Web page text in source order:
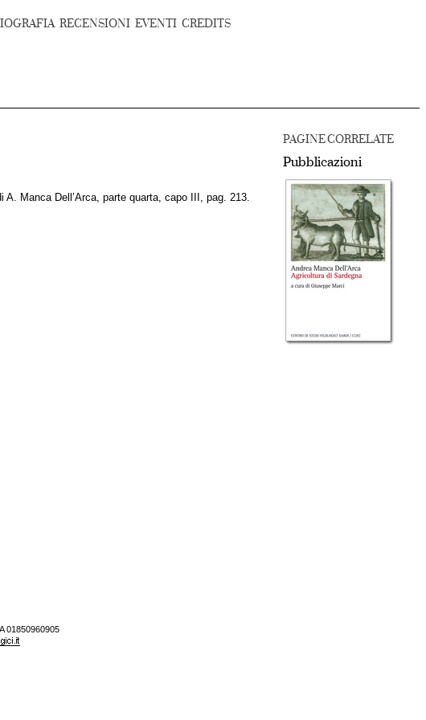
RECENSIONI EVENTI CREDITS
PAGINE CORRELATE
Pubblicazioni
A. Manca Dell’Arca, parte quarta, capo III, pag. 213.
01850960905